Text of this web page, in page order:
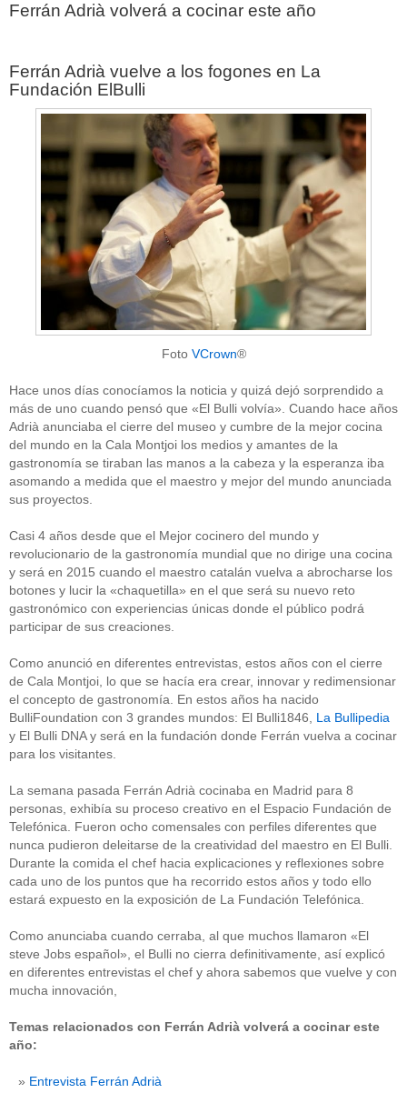
Ferrán Adrià volverá a cocinar este año
Ferrán Adrià vuelve a los fogones en La
Fundación ElBulli
Foto VCrown®
Hace unos días conocíamos la noticia y quizá dejó sorprendido a
más de uno cuando pensó que «El Bulli volvía». Cuando hace años
Adrià anunciaba el cierre del museo y cumbre de la mejor cocina
del mundo en la Cala Montjoi los medios y amantes de la
gastronomía se tiraban las manos a la cabeza y la esperanza iba
asomando a medida que el maestro y mejor del mundo anunciada
sus proyectos.
Casi 4 años desde que el Mejor cocinero del mundo y
revolucionario de la gastronomía mundial que no dirige una cocina
y será en 2015 cuando el maestro catalán vuelva a abrocharse los
botones y lucir la «chaquetilla» en el que será su nuevo reto
gastronómico con experiencias únicas donde el público podrá
participar de sus creaciones.
Como anunció en diferentes entrevistas, estos años con el cierre
de Cala Montjoi, lo que se hacía era crear, innovar y redimensionar
el concepto de gastronomía. En estos años ha nacido
BulliFoundation con 3 grandes mundos: El Bulli1846, La Bullipedia
y El Bulli DNA y será en la fundación donde Ferrán vuelva a cocinar
para los visitantes.
La semana pasada Ferrán Adrià cocinaba en Madrid para 8
personas, exhibía su proceso creativo en el Espacio Fundación de
Telefónica. Fueron ocho comensales con perfiles diferentes que
nunca pudieron deleitarse de la creatividad del maestro en El Bulli.
Durante la comida el chef hacia explicaciones y reflexiones sobre
cada uno de los puntos que ha recorrido estos años y todo ello
estará expuesto en la exposición de La Fundación Telefónica.
Como anunciaba cuando cerraba, al que muchos llamaron «El
steve Jobs español», el Bulli no cierra definitivamente, así explicó
en diferentes entrevistas el chef y ahora sabemos que vuelve y con
mucha innovación,
Temas relacionados con Ferrán Adrià volverá a cocinar este
año:
Entrevista Ferrán Adrià